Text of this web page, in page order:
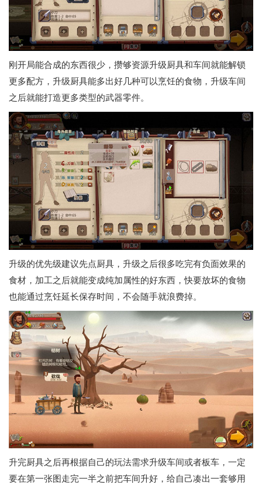
刚开局能合成的东西很少，攒够资源升级厨具和车间就能解锁
更多配方，升级厨具能多出好几种可以烹饪的食物，升级车间
之后就能打造更多类型的武器零件。
升级的优先级建议先点厨具，升级之后很多吃完有负面效果的
食材，加工之后就能变成纯加属性的好东西，快要放坏的食物
也能通过烹饪延长保存时间，不会随手就浪费掉。
升完厨具之后再根据自己的玩法需求升级车间或者板车，一定
要在第一张图走完一半之前把车间升好，给自己凑出一套够用